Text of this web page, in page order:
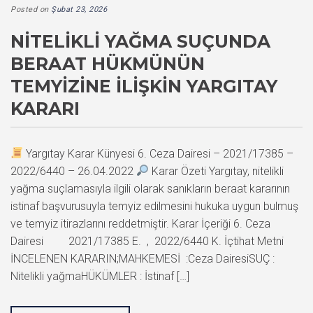
Posted on Şubat 23, 2026
NITELIKLI YAĞMA SUÇUNDA
BERAAT HÜKMÜNÜN
TEMYIZINE İLIŞKIN YARGITAY
KARARI
Yargıtay Karar Künyesi 6. Ceza Dairesi – 2021/17385 –
2022/6440 – 26.04.2022
Karar Özeti Yargıtay, nitelikli
yağma suçlamasıyla ilgili olarak sanıkların beraat kararının
istinaf başvurusuyla temyiz edilmesini hukuka uygun bulmuş
ve temyiz itirazlarını reddetmiştir. Karar İçeriği 6. Ceza
Dairesi 2021/17385 E. , 2022/6440 K. İçtihat Metni
İNCELENEN KARARIN;MAHKEMESİ :Ceza DairesiSUÇ :
Nitelikli yağmaHÜKÜMLER : İstinaf […]